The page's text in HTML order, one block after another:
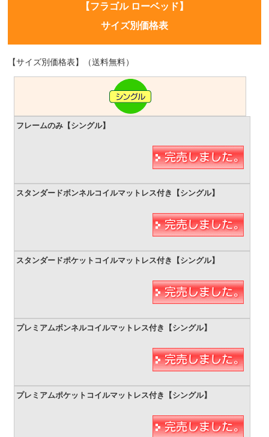
【フラゴル ローベッド】
サイズ別価格表
【サイズ別価格表】（送料無料）